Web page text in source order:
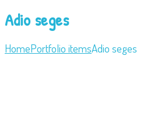
Adio seges
HomePortfolio itemsAdio seges